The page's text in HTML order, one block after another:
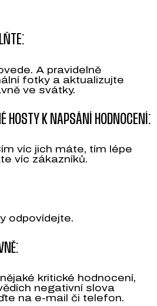
A pravidelně
fotky a aktualizujte
ve svátky.
HOSTY K NAPSÁNÍ HODNOCENÍ:
víc jich máte, tím lépe
víc zákazníků.
odpovídejte.
kritické hodnocení,
negativní slova
na e-mail či telefon.